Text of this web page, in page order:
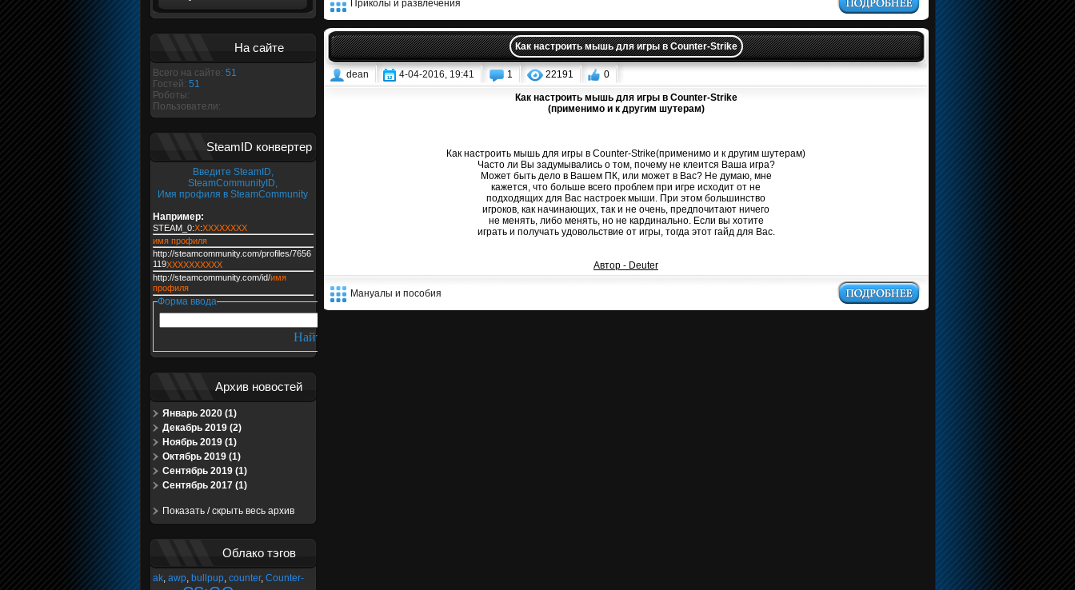
На сайте
Всего на сайте: 51
Гостей: 51
Роботы:
Пользователи:
SteamID конвертер
Введите SteamID,
SteamCommunityID,
Имя профиля в SteamCommunity
Например:
STEAM_0:X:XXXXXXXX
имя профиля
http://steamcommunity.com/profiles/7656
119XXXXXXXXXX
http://steamcommunity.com/id/имя
профиля
Форма ввода
Архив новостей
Январь 2020 (1)
Декабрь 2019 (2)
Ноябрь 2019 (1)
Октябрь 2019 (1)
Сентябрь 2019 (1)
Сентябрь 2017 (1)
Показать / скрыть весь архив
Облако тэгов
ak, awp, bullpup, counter, Counter-
Приколы и развлечения
Как настроить мышь для игры в Counter-Strike
dean 4-04-2016, 19:41 1 22191 0
Как настроить мышь для игры в Counter-Strike
(применимо и к другим шутерам)
Как настроить мышь для игры в Counter-Strike(применимо и к другим шутерам)
Часто ли Вы задумывались о том, почему не клеится Ваша игра?
Может быть дело в Вашем ПК, или может в Вас? Не думаю, мне
кажется, что больше всего проблем при игре исходит от не
подходящих для Вас настроек мыши. При этом большинство
игроков, как начинающих, так и не очень, предпочитают ничего
не менять, либо менять, но не кардинально. Если вы хотите
играть и получать удовольствие от игры, тогда этот гайд для Вас.
Автор - Deuter
Мануалы и пособия